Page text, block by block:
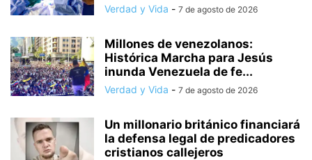
Verdad y Vida - 7 de agosto de 2026
Millones de venezolanos:
Histórica Marcha para Jesús
inunda Venezuela de fe...
Verdad y Vida - 7 de agosto de 2026
Un millonario británico financiará
la defensa legal de predicadores
cristianos callejeros